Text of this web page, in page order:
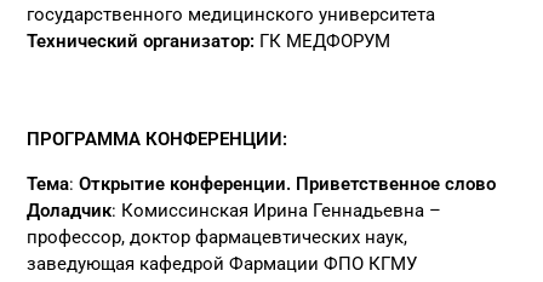
государственного медицинского университета
Технический организатор: ГК МЕДФОРУМ
ПРОГРАММА КОНФЕРЕНЦИИ:
Тема:Открытие конференции. Приветственное слово
Доладчик: Комиссинская Ирина Геннадьевна –
профессор, доктор фармацевтических наук,
заведующая кафедрой Фармации ФПО КГМУ